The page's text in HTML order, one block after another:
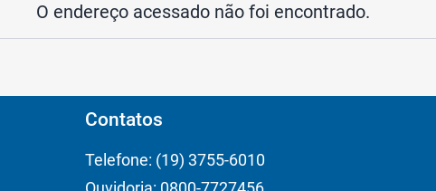
O endereço acessado não foi encontrado.
Contatos
Telefone: (19) 3755-6010